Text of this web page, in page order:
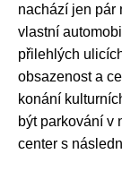
nachází jen pár
vlastní
přilehlých
obsazenost a
konání
být parkování v
center s